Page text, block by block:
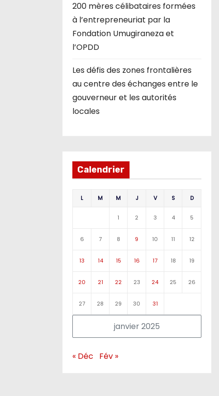
200 mères célibataires formées
à l’entrepreneuriat par la
Fondation Umugiraneza et
l’OPDD
Les défis des zones frontalières
au centre des échanges entre le
gouverneur et les autorités
locales
Calendrier
janvier 2025
L M M J V S D
1 2 3 4 5
6 7 8 9 10 11 12
13 14 15 16 17 18 19
20 21 22 23 24 25 26
27 28 29 30 31
« Déc Fév »